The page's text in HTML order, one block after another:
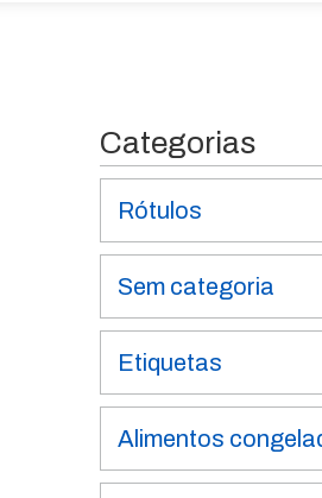
Categorias
Rótulos
Sem categoria
Etiquetas
Alimentos